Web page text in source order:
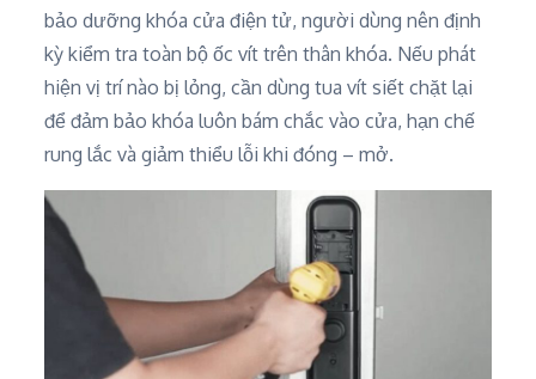
bảo dưỡng khóa cửa điện tử, người dùng nên định
kỳ kiểm tra toàn bộ ốc vít trên thân khóa. Nếu phát
hiện vị trí nào bị lỏng, cần dùng tua vít siết chặt lại
để đảm bảo khóa luôn bám chắc vào cửa, hạn chế
rung lắc và giảm thiểu lỗi khi đóng – mở.